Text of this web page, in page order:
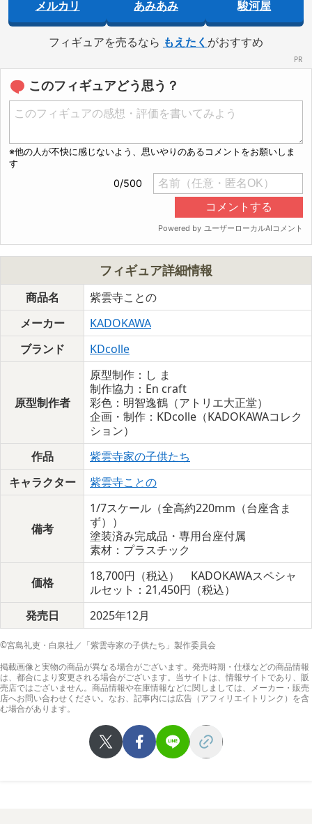
メルカリ あみあみ 駿河屋
フィギュアを売るなら もえたく がおすすめ
このフィギュアどう思う？
フィギュア詳細情報
商品名
紫雲寺ことの
メーカー
KADOKAWA
ブランド
KDcolle
原型制作者
原型制作：し ま
制作協力：En craft
彩色：明智逸鶴（アトリエ大正堂）
企画・制作：KDcolle（KADOKAWAコレク
ション）
作品
紫雲寺家の子供たち
キャラクター
紫雲寺ことの
備考
1/7スケール（全高約220mm（台座含ま
ず））
塗装済み完成品・専用台座付属
素材：プラスチック
価格
18,700円（税込） KADOKAWAスペシャ
ルセット：21,450円（税込）
発売日
2025年12月
©宮島礼吏・白泉社／「紫雲寺家の子供たち」製作委員会
掲載画像と実物の商品が異なる場合がございます。発売時期・仕様などの商品情報
は、都合により変更される場合がございます。当サイトは、情報サイトであり、販
売店ではございません。商品情報や在庫情報などに関しましては、メーカー・販売
店へお問い合わせください。なお、記事内には広告（アフィリエイトリンク）を含
む場合があります。